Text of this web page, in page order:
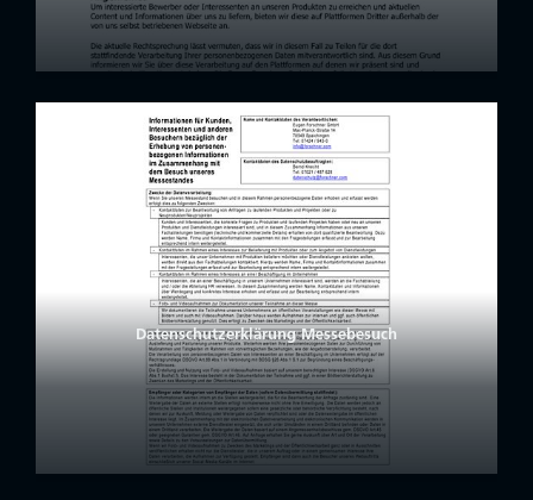
Datenschutzerklärung Messebesuch